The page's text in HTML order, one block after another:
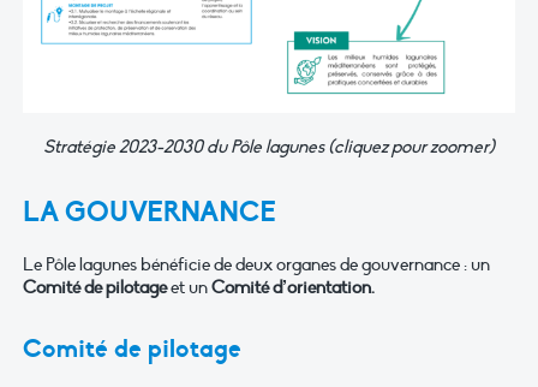
Stratégie 2023-2030 du Pôle lagunes (cliquez pour zoomer)
LA GOUVERNANCE
Le Pôle lagunes bénéficie de deux organes de gouvernance : un
Comité de pilotageet unComité d’orientation.
Comité de pilotage